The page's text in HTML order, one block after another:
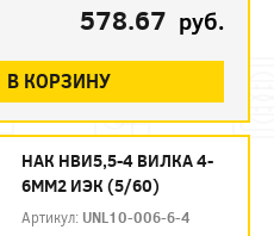
578.67 руб.
В КОРЗИНУ
НАК НВИ5,5-4 ВИЛКА 4-
6ММ2 ИЭК (5/60)
Артикул: UNL10-006-6-4